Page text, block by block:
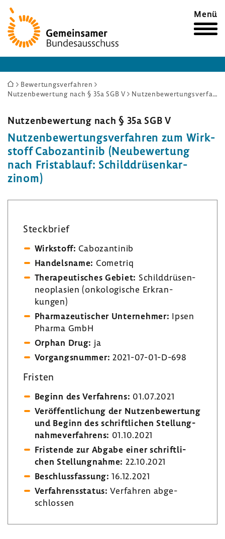
Zur
Startseite
Menü
Sie
sind
Bewertungsverfahren
Nutzenbewertung nach § 35a SGB V
Nutzenbewertungsverfahren zum Wirkstoff Cabozantinib (Neubewertung nach Fristablauf: Schilddrüsenkarzinom)
Nutzen­be­wer­tung nach § 35a SGB V
Nutzen­be­wer­tungs­ver­fahren zum Wirk­
stoff Cabo­zan­tinib (Neube­wer­tung
nach Frist­ab­lauf: Schild­drü­sen­kar­
zinom)
Steck­brief
Wirk­stoff: Cabo­zan­tinib
Handels­name: Come­triq
Thera­peu­ti­sches Gebiet: Schild­drü­sen­
neo­pla­sien (onko­lo­gi­sche Erkran­
kungen)
Phar­ma­zeu­ti­scher Unter­nehmer: Ipsen
Pharma GmbH
Orphan Drug: ja
Vorgangs­nummer: 2021-​07-01-D-698
Fristen
Beginn des Verfah­rens: 01.07.2021
Veröf­fent­li­chung der Nutzen­be­wer­tung
und Beginn des schrift­li­chen Stel­lung­
nah­me­ver­fah­rens: 01.10.2021
Fris­tende zur Abgabe einer schrift­li­
chen Stel­lung­nahme: 22.10.2021
Beschluss­fas­sung: 16.12.2021
Verfah­rens­status: Verfahren abge­
schlossen